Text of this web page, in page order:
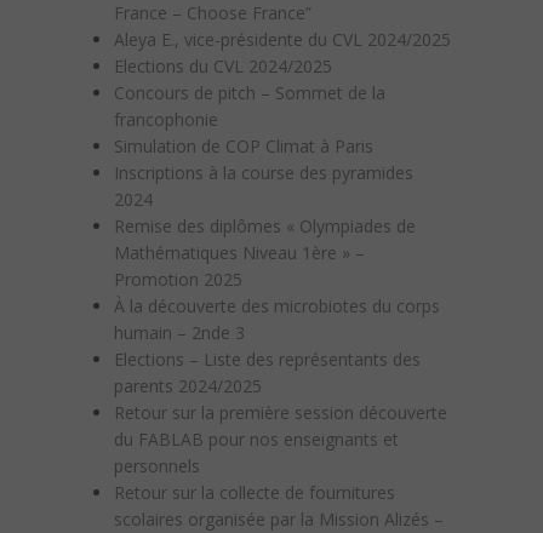
France – Choose France”
Aleya E., vice-présidente du CVL 2024/2025
Elections du CVL 2024/2025
Concours de pitch – Sommet de la
francophonie
Simulation de COP Climat à Paris
Inscriptions à la course des pyramides
2024
Remise des diplômes « Olympiades de
Mathématiques Niveau 1ère » –
Promotion 2025
À la découverte des microbiotes du corps
humain – 2nde 3
Elections – Liste des représentants des
parents 2024/2025
Retour sur la première session découverte
du FABLAB pour nos enseignants et
personnels
Retour sur la collecte de fournitures
scolaires organisée par la Mission Alizés –